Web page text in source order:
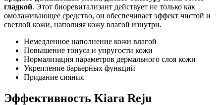
гладкой. Этот биоревитализант действует не только как
омолаживающее средство, он обеспечивает эффект чистой и
светлой кожи, наполняя кожу влагой изнутри.
Немедленное наполнение кожи влагой
Повышение тонуса и упругости кожи
Нормализация параметров дермального слоя кожи
Укрепление барьерных функций
Придание сияния
Эффективность Kiara Reju